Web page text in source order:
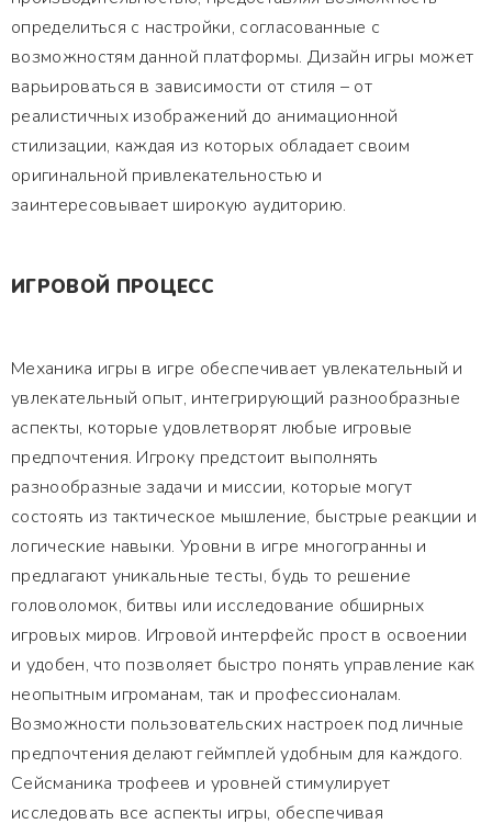
определиться с настройки, согласованные с
возможностям данной платформы. Дизайн игры может
варьироваться в зависимости от стиля – от
реалистичных изображений до анимационной
стилизации, каждая из которых обладает своим
оригинальной привлекательностью и
заинтересовывает широкую аудиторию.
ИГРОВОЙ ПРОЦЕСС
Механика игры в игре обеспечивает увлекательный и
увлекательный опыт, интегрирующий разнообразные
аспекты, которые удовлетворят любые игровые
предпочтения. Игроку предстоит выполнять
разнообразные задачи и миссии, которые могут
состоять из тактическое мышление, быстрые реакции и
логические навыки. Уровни в игре многогранны и
предлагают уникальные тесты, будь то решение
головоломок, битвы или исследование обширных
игровых миров. Игровой интерфейс прост в освоении
и удобен, что позволяет быстро понять управление как
неопытным игроманам, так и профессионалам.
Возможности пользовательских настроек под личные
предпочтения делают геймплей удобным для каждого.
Сейсманика трофеев и уровней стимулирует
исследовать все аспекты игры, обеспечивая